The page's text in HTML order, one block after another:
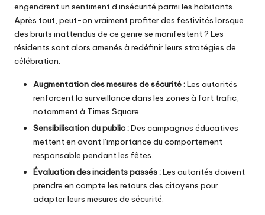
engendrent un sentiment d’insécurité parmi les habitants.
Après tout, peut-on vraiment profiter des festivités lorsque
des bruits inattendus de ce genre se manifestent ? Les
résidents sont alors amenés à redéfinir leurs stratégies de
célébration.
Augmentation des mesures de sécurité :Les autorités
renforcent la surveillance dans les zones à fort trafic,
notamment à Times Square.
Sensibilisation du public :Des campagnes éducatives
mettent en avant l’importance du comportement
responsable pendant les fêtes.
Évaluation des incidents passés :Les autorités doivent
prendre en compte les retours des citoyens pour
adapter leurs mesures de sécurité.